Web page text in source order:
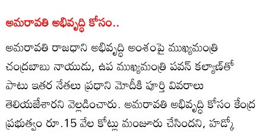
అమరావతి అభివృద్ధి కోసం..
అమరావతి రాజధాని అభివృద్ధి అంశంపై ముఖ్యమంత్రి
చంద్రబాబు నాయుడు, ఉప ముఖ్యమంత్రి పవన్ కల్యాణ్‌తో
పాటు ఇతర నేతలు ప్రధాని మోదీకి పూర్తి వివరాలు
తెలియజేశారని వెల్లడించారు. అమరావతి అభివృద్ధి కోసం కేంద్ర
ప్రభుత్వం రూ.15 వేల కోట్లు మంజూరు చేసిందని, హడ్కో